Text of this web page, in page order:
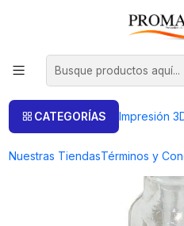
CATEGORÍAS Impresión
Nuestras TiendasTérminos y
Casting Sandcasting